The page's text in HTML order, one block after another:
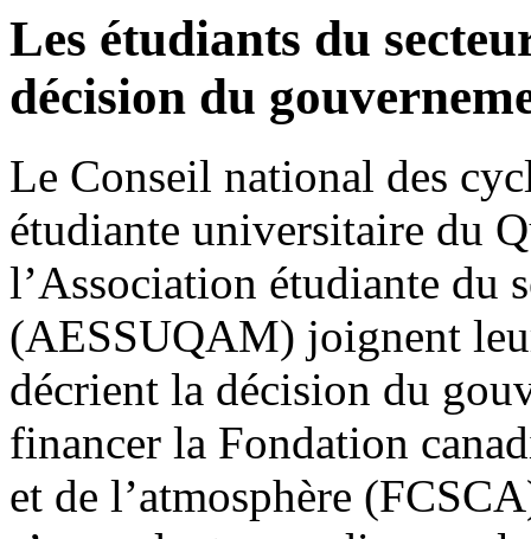
Les étudiants du
décision du
Le Conseil national des
étudiante universitaire du
l’Association étudiante du
(AESSUQAM) joignent
décrient la décision du
financer la Fondation
et de l’atmosphère